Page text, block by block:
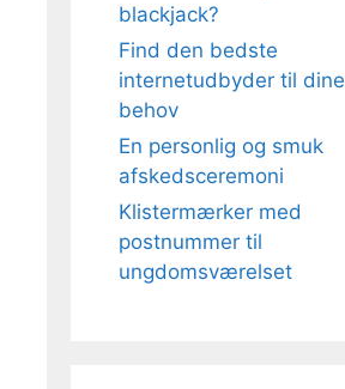
blackjack?
Find den bedste
internetudbyder til dine
behov
En personlig og smuk
afskedsceremoni
Klistermærker med
postnummer til
ungdomsværelset